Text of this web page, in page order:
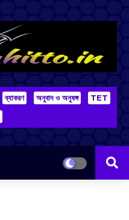
ব্যাকরণ অনুবাদ ও অনুষঙ্গ
TET